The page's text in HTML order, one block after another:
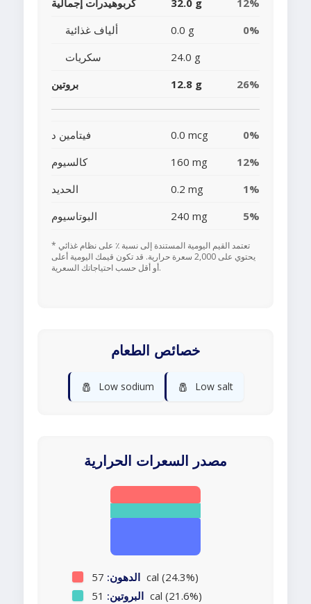
كربوهيدرات إجمالية 32.0 g
12%
ألياف غذائية
0.0 g
0%
سكريات
24.0 g
بروتين
12.8 g 26%
فيتامين د 0.0 mcg
0%
كالسيوم
160 mg
12%
الحديد
0.2 mg
1%
البوتاسيوم
240 mg 5%
* تعتمد القيم اليومية المستندة إلى نسبة ٪ على نظام غذائي
يحتوي على 2,000 سعرة حرارية. قد تكون قيمك اليومية أعلى
أو أقل حسب احتياجاتك السعرية.
خصائص الطعام
🧂 Low sodium 🧂 Low salt
مصدر السعرات الحرارية
الدهون: 57 cal (24.3%)
البروتين: 51 cal (21.6%)